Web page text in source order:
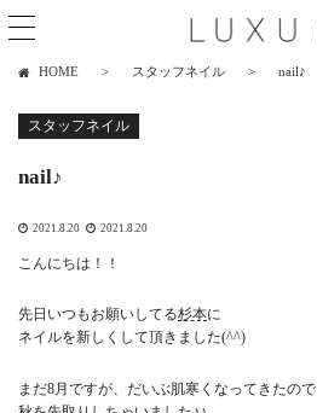
HOME スタッフネイル nail♪
スタッフネイル
nail♪
2021.8.20 2021.8.20
こんにちは！！
先日いつもお願いしてる杉本に
ネイルを新しくして頂きました(^^)
まだ8月ですが、だいぶ肌寒くなってきたので